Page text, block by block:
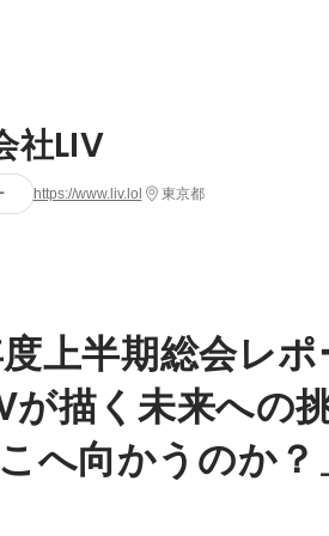
社LIV
https://www.liv.lol 東京都
上半期総会レ
が描く未来への
へ向かうのか？